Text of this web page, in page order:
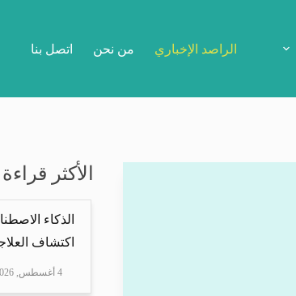
الراصد الإخباري من نحن اتصل بنا
الأكثر قراءة
الذكاء
اكتشاف
4 أغسطس, 2026